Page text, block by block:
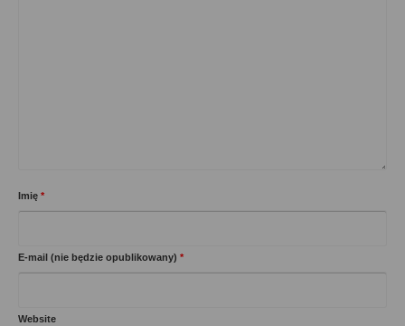
Imię *
E-mail (nie będzie opublikowany) *
Website